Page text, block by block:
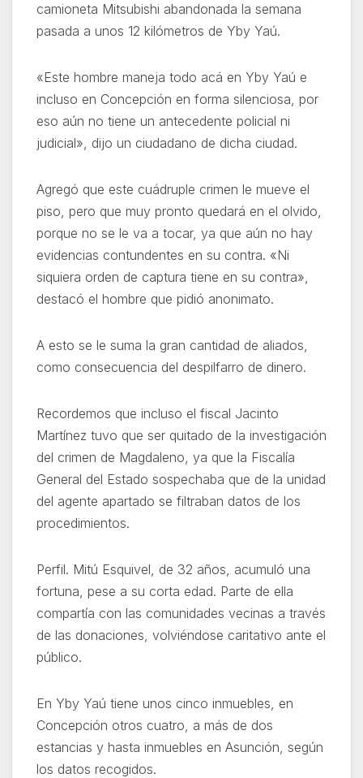
camioneta Mitsubishi abandonada la semana
pasada a unos 12 kilómetros de Yby Yaú.
«Este hombre maneja todo acá en Yby Yaú e
incluso en Concepción en forma silenciosa, por
eso aún no tiene un antecedente policial ni
judicial», dijo un ciudadano de dicha ciudad.
Agregó que este cuádruple crimen le mueve el
piso, pero que muy pronto quedará en el olvido,
porque no se le va a tocar, ya que aún no hay
evidencias contundentes en su contra. «Ni
siquiera orden de captura tiene en su contra»,
destacó el hombre que pidió anonimato.
A esto se le suma la gran cantidad de aliados,
como consecuencia del despilfarro de dinero.
Recordemos que incluso el fiscal Jacinto
Martínez tuvo que ser quitado de la investigación
del crimen de Magdaleno, ya que la Fiscalía
General del Estado sospechaba que de la unidad
del agente apartado se filtraban datos de los
procedimientos.
Perfil. Mitú Esquivel, de 32 años, acumuló una
fortuna, pese a su corta edad. Parte de ella
compartía con las comunidades vecinas a través
de las donaciones, volviéndose caritativo ante el
público.
En Yby Yaú tiene unos cinco inmuebles, en
Concepción otros cuatro, a más de dos
estancias y hasta inmuebles en Asunción, según
los datos recogidos.